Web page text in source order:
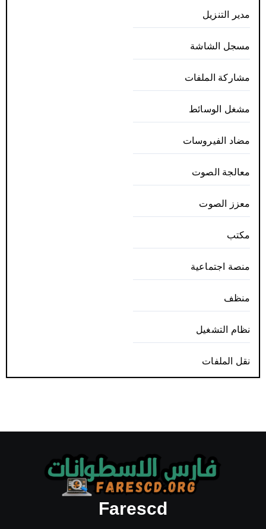
مدير التنزيل
مسجل الشاشة
مشاركة الملفات
مشغل الوسائط
مضاد الفيروسات
معالجة الصوت
معزز الصوت
مكتب
منصة اجتماعية
منظف
نظام التشغيل
نقل الملفات
Farescd